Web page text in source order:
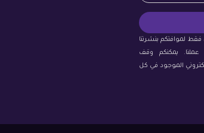
لموافتكم بنشرتنا
عملنا. يمكنكم وقف
الموجود في كل